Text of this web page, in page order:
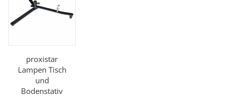
proxistar
Lampen Tisch
und
Bodenstativ